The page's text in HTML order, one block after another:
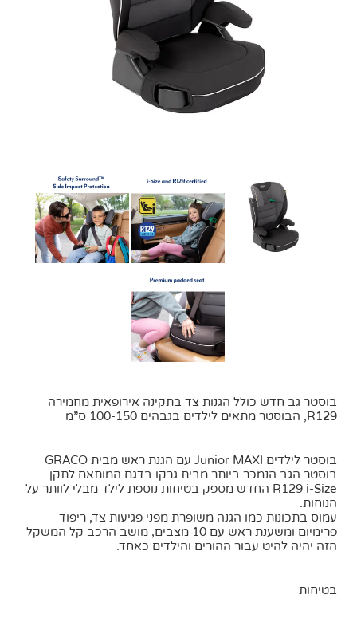
בוסטר גב חדש כולל הגנות צד בתקינה אירופאית מחמירה
R129, הבוסטר מתאים לילדים בגבהים 100-150 ס”מ
בוסטר לילדים Junior MAXI עם הגנת ראש מבית GRACO
בוסטר הגב הנמכר ביותר מבית גרקו בדגם המותאם לתקן
R129 i-Size החדש מספק בטיחות נוספת לילד מבלי לוותר על
הנוחות.
עמוס בתכונות כמו הגנה משופרת מפני פגיעות צד, ריפוד
פרימיום ומשענת ראש עם 10 מצבים, מושב הרכב קל המשקל
הזה יהיה להיט עבור ההורים והילדים כאחד.
בטיחות